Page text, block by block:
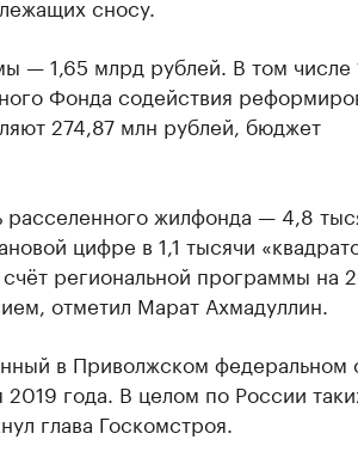
— 1,65 млрд рублей. В том числе
Фонда содействия
274,87 млн рублей, бюджет
расселенного жилфонда — 4,8
цифре в 1,1 тысячи
региональной программы на
отметил Марат Ахмадуллин.
в Приволжском федеральном
2019 года. В целом по России
глава Госкомстроя.